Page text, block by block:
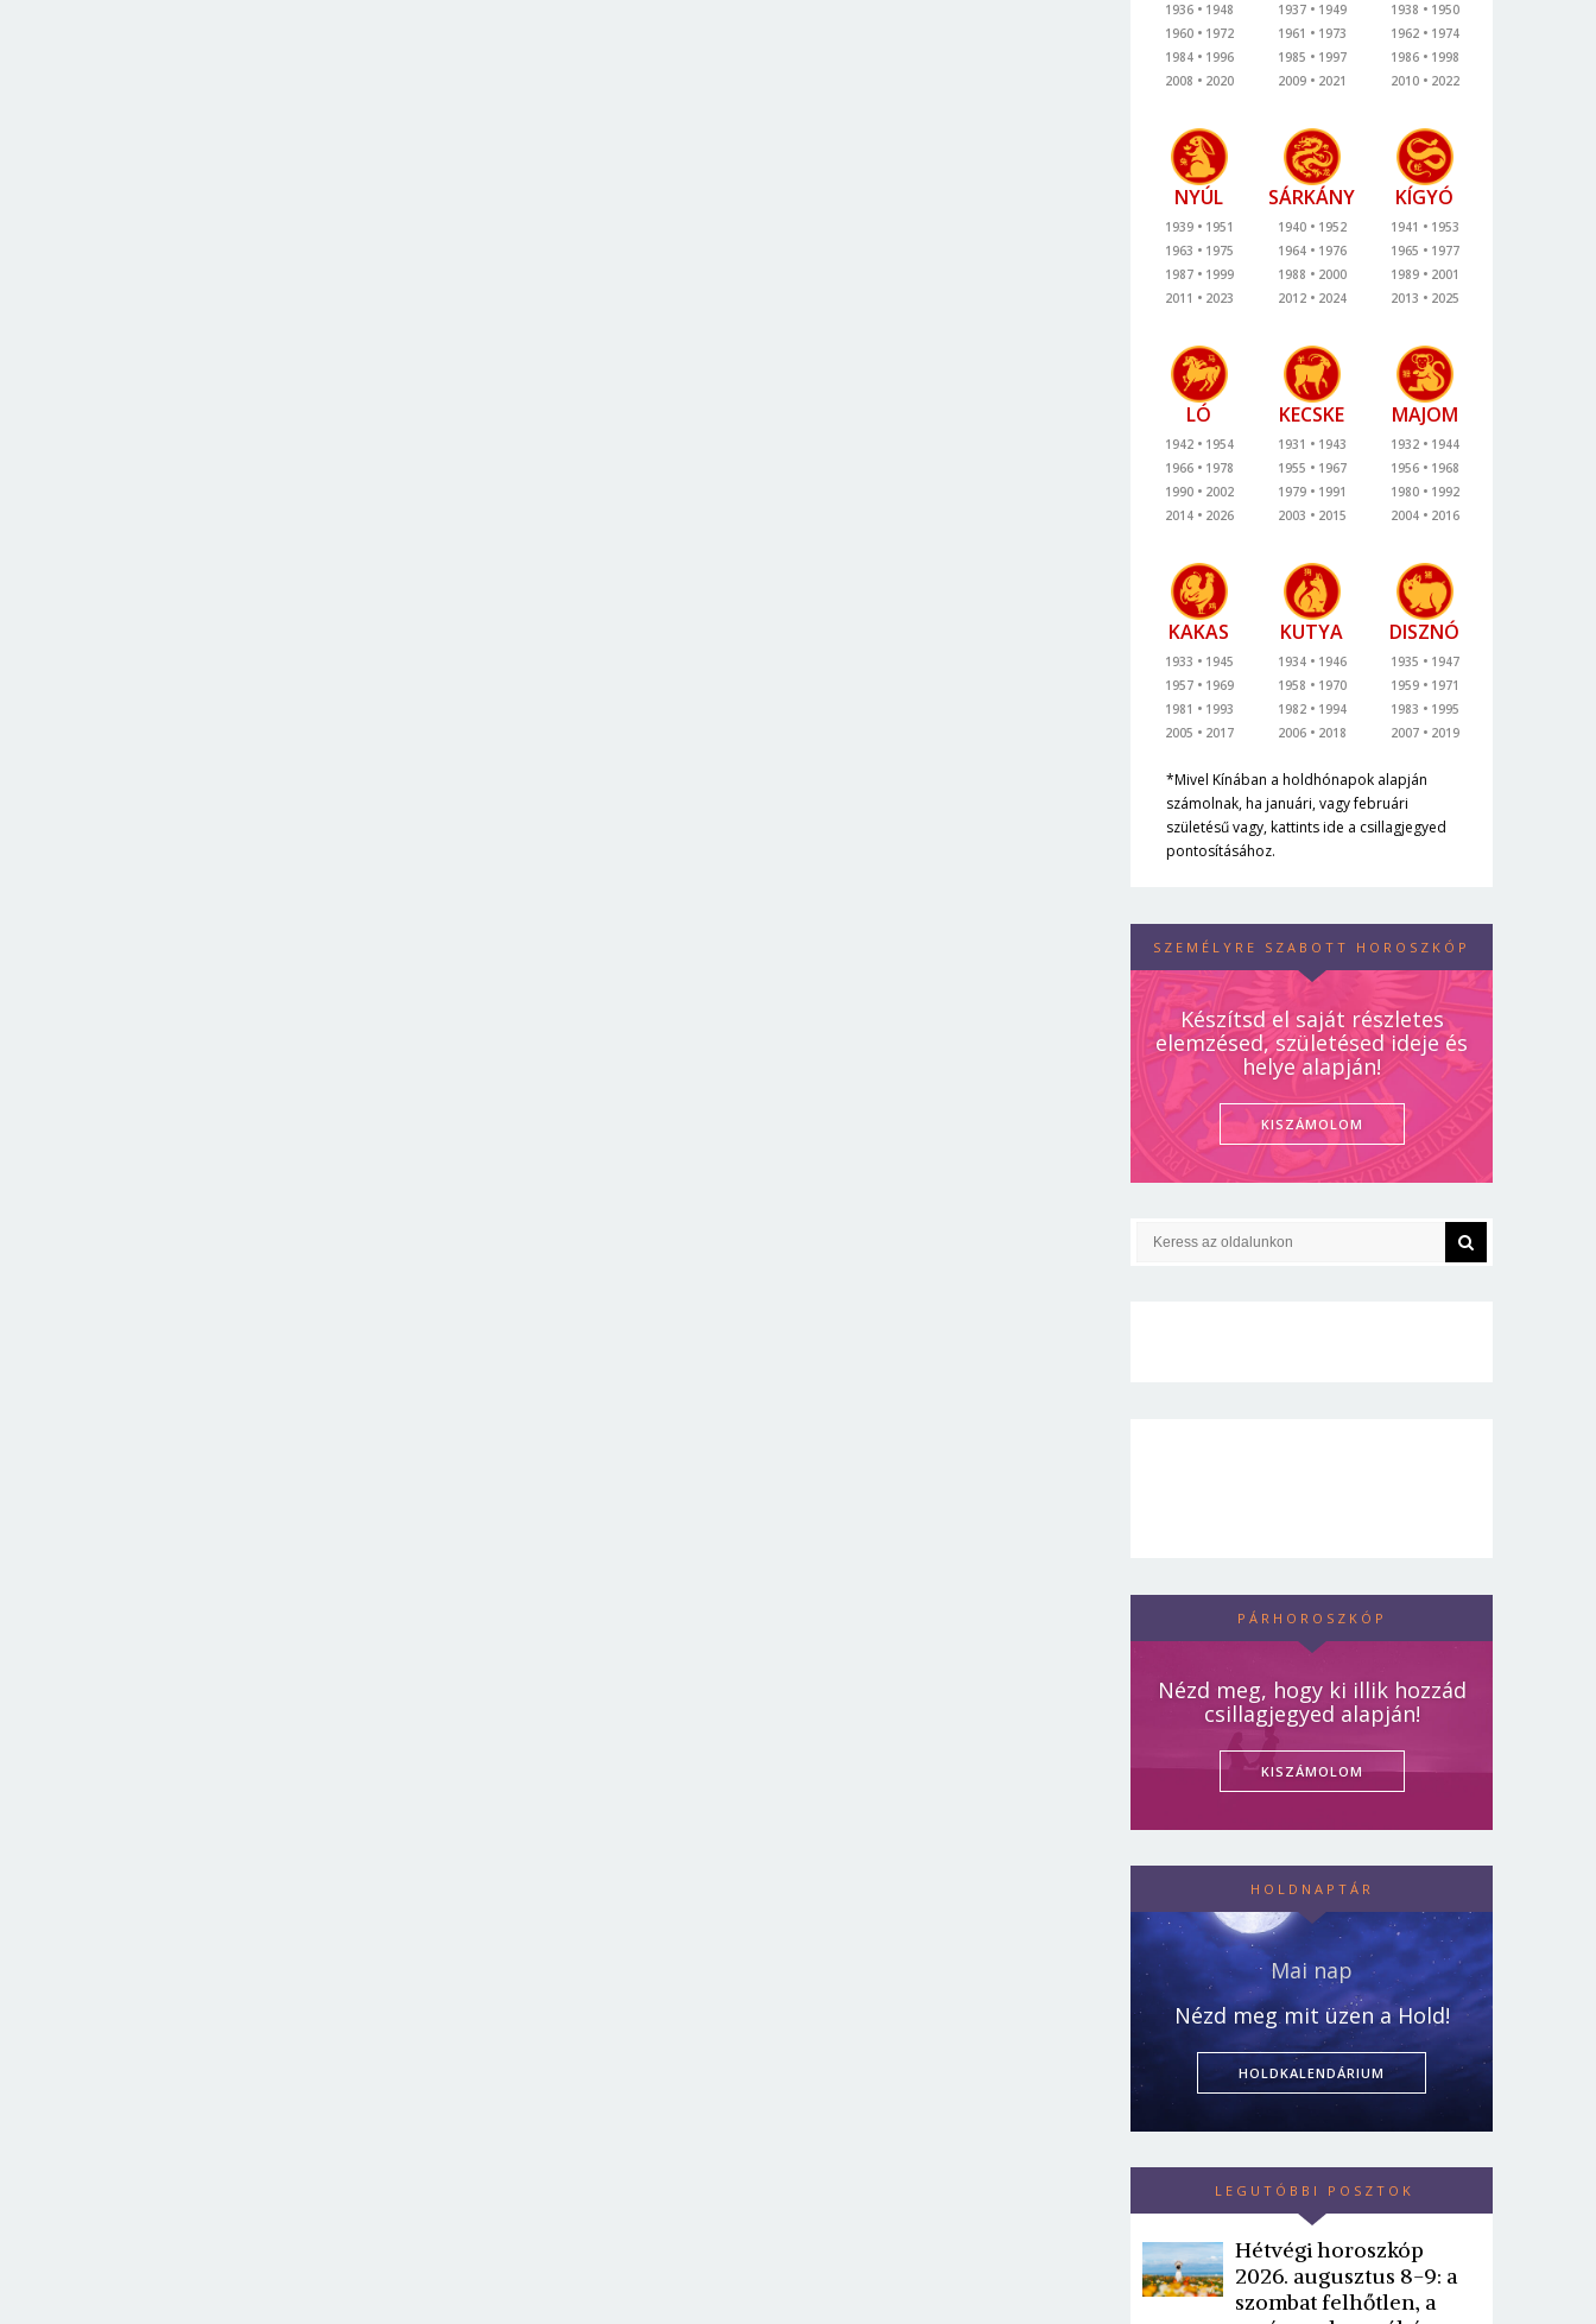
1936
1948
1960
1972
1984
1996
2008
2020
1937
1949
1961
1973
1985
1997
2009
2021
1938
1950
1962
1974
1986
1998
2010
2022
NYÚL
1939
1951
1963
1975
1987
1999
2011
2023
SÁRKÁNY
1940
1952
1964
1976
1988
2000
2012
2024
KÍGYÓ
1941
1953
1965
1977
1989
2001
2013
2025
LÓ
1942
1954
1966
1978
1990
2002
2014
2026
KECSKE
1931
1943
1955
1967
1979
1991
2003
2015
MAJOM
1932
1944
1956
1968
1980
1992
2004
2016
KAKAS
1933
1945
1957
1969
1981
1993
2005
2017
KUTYA
1934
1946
1958
1970
1982
1994
2006
2018
DISZNÓ
1935
1947
1959
1971
1983
1995
2007
2019
*Mivel Kínában a holdhónapok alapján
számolnak, ha januári, vagy februári
születésű vagy, kattints ide a csillagjegyed
pontosításához.
SZEMÉLYRE SZABOTT HOROSZKÓP
Készítsd el saját részletes
elemzésed, születésed ideje és
helye alapján!
KISZÁMOLOM
PÁRHOROSZKÓP
Nézd meg, hogy ki illik hozzád
csillagjegyed alapján!
KISZÁMOLOM
HOLDNAPTÁR
Mai nap
Nézd meg mit üzen a Hold!
HOLDKALENDÁRIUM
LEGUTÓBBI POSZTOK
Hétvégi horoszkóp
2026. augusztus 8-9: a
szombat felhőtlen, a